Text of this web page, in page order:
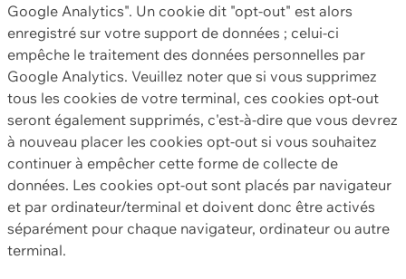
Google Analytics". Un cookie dit "opt-out" est alors
enregistré sur votre support de données ; celui-ci
empêche le traitement des données personnelles par
Google Analytics. Veuillez noter que si vous supprimez
tous les cookies de votre terminal, ces cookies opt-out
seront également supprimés, c'est-à-dire que vous devrez
à nouveau placer les cookies opt-out si vous souhaitez
continuer à empêcher cette forme de collecte de
données. Les cookies opt-out sont placés par navigateur
et par ordinateur/terminal et doivent donc être activés
séparément pour chaque navigateur, ordinateur ou autre
terminal.